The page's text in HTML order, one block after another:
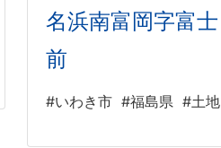
名浜南富岡字富士
前
#いわき市 #福島県 #土地